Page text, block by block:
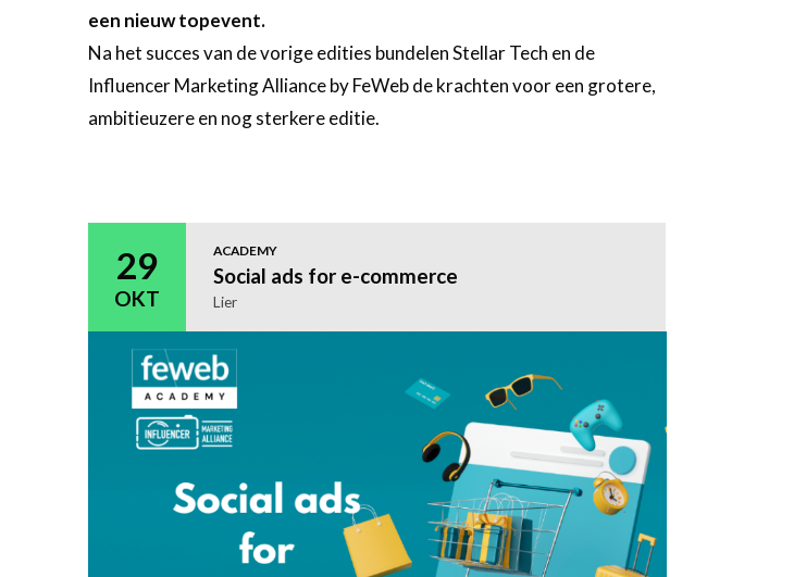
een nieuw topevent.
Na het succes van de vorige edities bundelen Stellar Tech en de
Influencer Marketing Alliance by FeWeb de krachten voor een grotere,
ambitieuzere en nog sterkere editie.
29
OKT
ACADEMY
Social ads for e-commerce
Lier